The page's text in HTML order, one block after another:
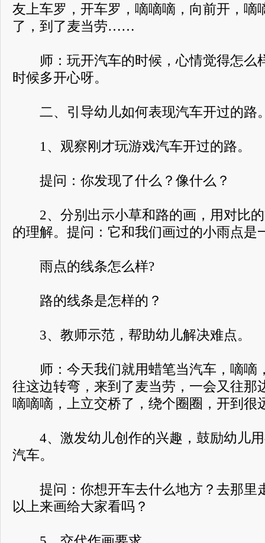
友上车罗，开车罗，嘀嘀嘀，向前开，嘀
了，到了麦当劳……
师：玩开汽车的时候，心情觉得怎么
时候多开心呀。
二、引导幼儿如何表现汽车开过的路
1、观察刚才玩游戏汽车开过的路。
提问：你发现了什么？像什么？
2、分别出示小草和路的画，用对比的
的理解。提问：它和我们画过的小雨点是
雨点的线条怎么样?
路的线条是怎样的？
3、教师示范，帮助幼儿解决难点。
师：今天我们就用蜡笔当汽车，嘀嘀
往这边转弯，来到了麦当劳，一会又往那
嘀嘀嘀，上立交桥了，绕个圈圈，开到很
4、激发幼儿创作的兴趣，鼓励幼儿用
汽车。
提问：你想开车去什么地方？去那里
以上来画给大家看吗？